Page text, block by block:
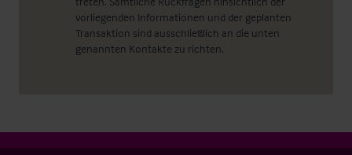
vorliegenden Informationen und der geplanten
Transaktion sind ausschließlich an die unten
genannten Kontakte zu richten.